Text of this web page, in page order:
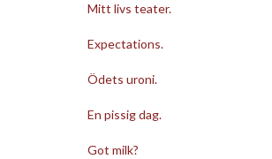
Mitt livs teater.
Expectations.
Ödets uroni.
En pissig dag.
Got milk?